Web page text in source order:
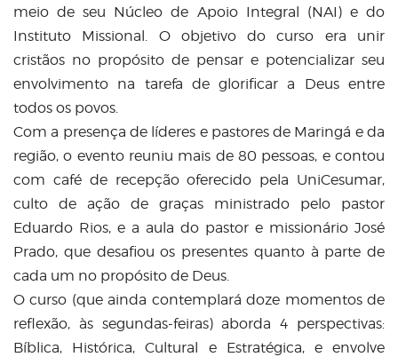
meio de seu Núcleo de Apoio Integral (NAI) e do
Instituto Missional. O objetivo do curso era unir
cristãos no propósito de pensar e potencializar seu
envolvimento na tarefa de glorificar a Deus entre
todos os povos.
Com a presença de líderes e pastores de Maringá e da
região, o evento reuniu mais de 80 pessoas, e contou
com café de recepção oferecido pela UniCesumar,
culto de ação de graças ministrado pelo pastor
Eduardo Rios, e a aula do pastor e missionário José
Prado, que desafiou os presentes quanto à parte de
cada um no propósito de Deus.
O curso (que ainda contemplará doze momentos de
reflexão, às segundas-feiras) aborda 4 perspectivas:
Bíblica, Histórica, Cultural e Estratégica, e envolve